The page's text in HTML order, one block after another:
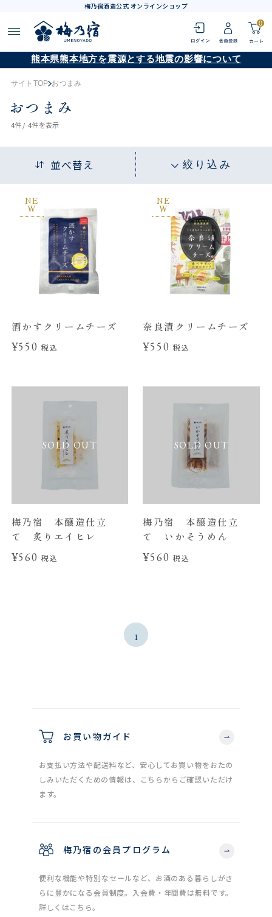
梅乃宿酒造公式 オンラインショップ
0
熊本県熊本地方を震源とする地震の影響について
サイトTOP おつまみ
おつまみ
4件 / 4件を表示
並べ替え 絞り込み
NE
W
酒かすクリームチーズ
¥550税込
NE
W
奈良漬クリームチーズ
¥550税込
SOLD OUT
梅乃宿 本醸造仕立
て 炙りエイヒレ
¥560税込
SOLD OUT
梅乃宿 本醸造仕立
て いかそうめん
¥560税込
1
お買い物ガイド
お支払い方法や配送料など、安心してお買い物をおたの
しみいただくための情報は、こちらからご確認いただけ
ます。
梅乃宿の会員プログラム
便利な機能や特別なセールなど、お酒のある暮らしがさ
らに豊かになる会員制度。入会費・年間費は無料です。
詳しくはこちら。